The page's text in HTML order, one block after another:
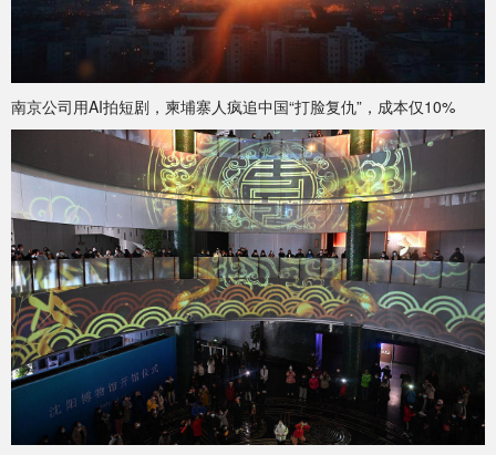
南京公司用AI拍短剧，柬埔寨人疯追中国“打脸复仇”，成本仅10%